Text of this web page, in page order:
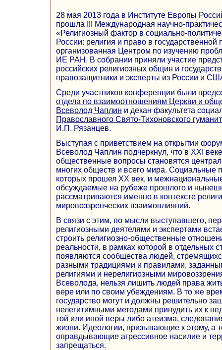
28 мая 2013 года в Институте Европы
прошла III Международная научно-
«Религиозный фактор в социально-
России: религия и право в государственной
организованная Центром по изучению
ИЕ РАН. В собрании приняли участие
российских религиозных общин и
правозащитники и эксперты из России и
Среди участников конференции были
отдела по взаимоотношениям Церкви и
Всеволод Чаплин и декан факультета
Православного Свято-Тихоновского
И.П. Рязанцев.
Выступая с приветствием на открытии
Всеволод Чаплин подчеркнул, что в ХХI
общественные вопросы становятся
многих обществ и всего мира. Социальные
которых прошел ХХ век, и
обсуждаемые на рубеже прошлого и
рассматриваются именно в контексте
мировоззренческих взаимовлияний.
В связи с этим, по мысли выступавшего,
религиозными деятелями и экспертами
строить религиозно-общественные
реальности, в рамках которой в отдельных
появляются сообщества людей,
разными традициями и правилами,
религиями и нерелигиозными
Всеволода, нельзя лишить людей права
вере или по своим убеждениям. В то же
государство могут и должны решительно
нелегитимными методами принудить их к
той или иной веры либо атеизма,
жизни. Идеологии, призывающие к этому, а
оправдывающие агрессивное насилие и
запрещаться.